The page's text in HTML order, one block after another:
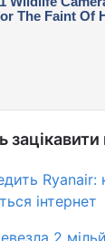
Ryanair:
інтернет
2